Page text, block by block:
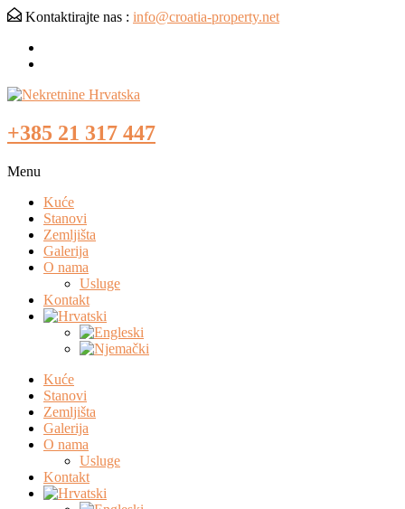
Kontaktirajte nas : info@croatia-property.net
+385 21 317 447
Menu
Kuće
Stanovi
Zemljišta
Galerija
O nama
Usluge
Kontakt
Kuće
Stanovi
Zemljišta
Galerija
O nama
Usluge
Kontakt